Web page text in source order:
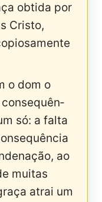
obtida por
Cristo,
o dom o
conse­quên­
só: a falta
ao
muitas
atrai um